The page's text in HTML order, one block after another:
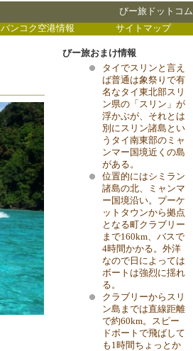
びー旅ドットコム
バンコク空港情報 サイトマップ
びー旅おまけ情報
タイでスリンと言え
ば普通は象祭りで有
名なタイ東北部スリ
ン県の「スリン」が
浮かぶが、それとは
別にスリン諸島とい
うタイ南東部のミャ
ンマー国境近くの島
がある。
位置的にはシミラン
諸島の北、ミャンマ
ー国境沿い。プーケ
ットタウンから拠点
となる町クラブリー
まで160km、バスで
4時間かかる。外洋
なので日によっては
ボートは強烈に揺れ
る。
クラブリーからスリ
ン島までは直線距離
で約60km。スピー
ドボートで飛ばして
も1時間ちょっとか